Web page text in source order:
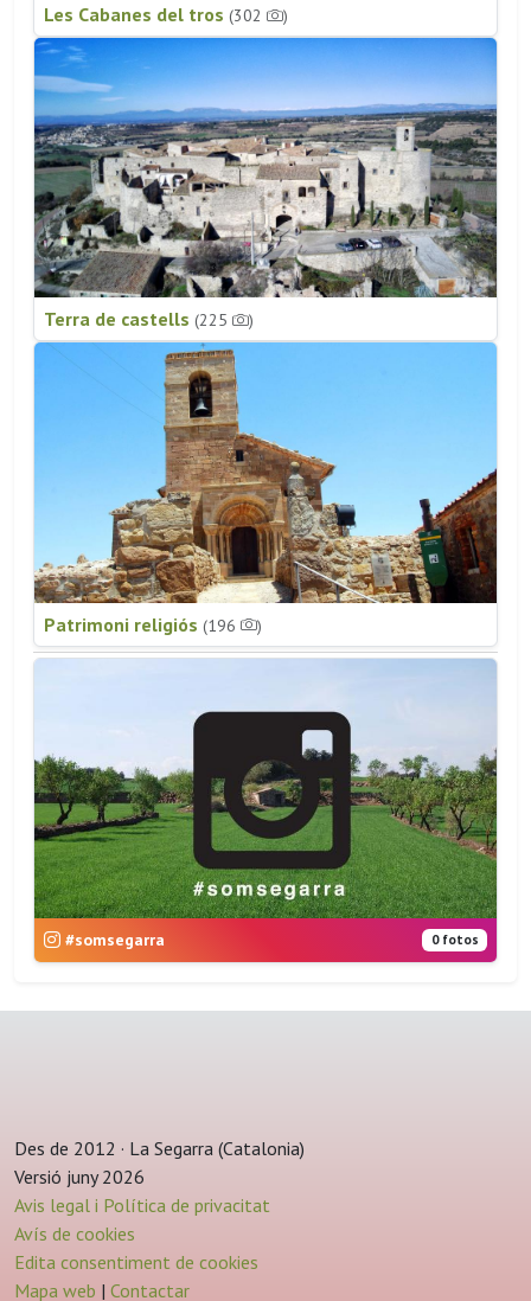
Les Cabanes del tros (302 )
Terra de castells (225 )
Patrimoni religiós (196 )
#somsegarra 0 fotos
Des de 2012 · La Segarra (Catalonia)
Versió juny 2026
Avis legal i Política de privacitat
Avís de cookies
Edita consentiment de cookies
Mapa web | Contactar